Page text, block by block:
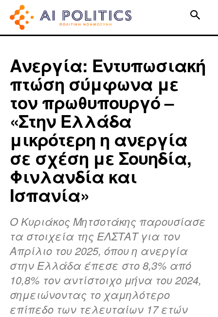
Ανεργία: Εντυπωσιακή
πτώση σύμφωνα με
τον πρωθυπουργό –
«Στην Ελλάδα
μικρότερη η ανεργία
σε σχέση με Σουηδία,
Φινλανδία και
Ισπανία»
Ο Κυριάκος Μητσοτάκης παρουσίασε
τα στοιχεία της ΕΛΣΤΑΤ για τον
Απρίλιο του 2025, όπου η ανεργία
στην Ελλάδα έπεσε στο 8,3% από
10,8% τον αντίστοιχο μήνα του 2024,
σημειώνοντας το χαμηλότερο
επίπεδο των τελευταίων 17 ετών